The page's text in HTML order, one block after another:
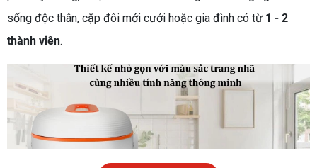
sống độc thân, cặp đôi mới cưới hoặc gia đình có từ 1 - 2
thành viên.